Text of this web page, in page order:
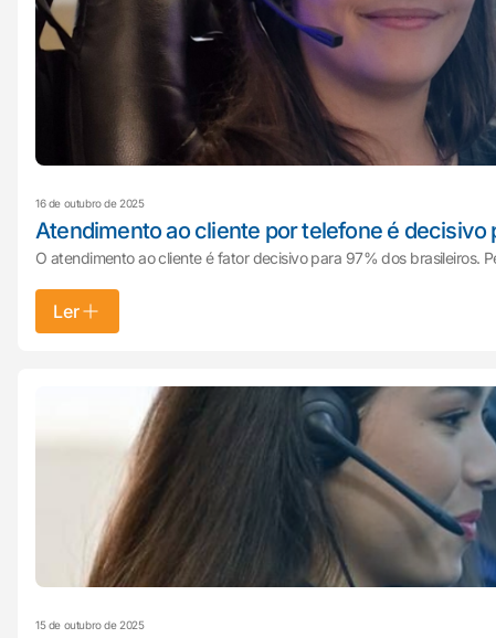
16 de outubro de 2025
Atendimento ao cliente por telefone é decisivo
O atendimento ao cliente é fator decisivo para 97% dos brasileiros.
Ler
15 de outubro de 2025